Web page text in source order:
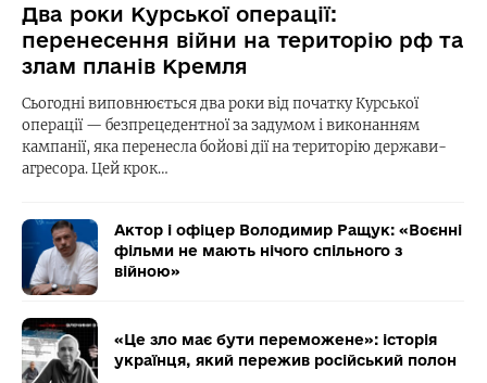
Два роки Курської операції:
перенесення війни на територію рф та
злам планів Кремля
Сьогодні виповнюється два роки від початку Курської
операції — безпрецедентної за задумом і виконанням
кампанії, яка перенесла бойові дії на територію держави-
агресора. Цей крок…
Актор і офіцер Володимир Ращук: «Воєнні
фільми не мають нічого спільного з
війною»
«Це зло має бути переможене»: історія
українця, який пережив російський полон